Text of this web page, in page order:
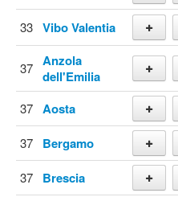
Add
33 Vibo Valentia
Add
37 Anzola
dell'Emilia
Add
37 Aosta
Add
37 Bergamo
Add
37 Brescia